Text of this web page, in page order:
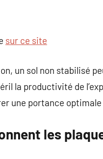
sur ce site
un sol non stabilisé
la productivité de
une portance
les